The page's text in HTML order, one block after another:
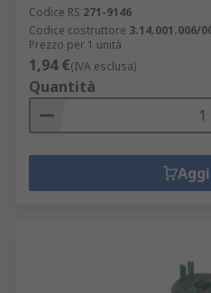
Codice RS 271-9146
Codice costruttore 3.14.001.006/
Prezzo per 1 unità
1,94 €(IVA esclusa)
Quantità